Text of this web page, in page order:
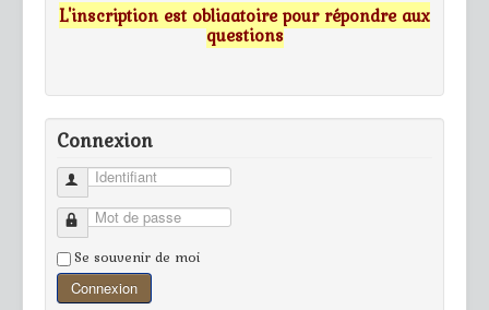
L'inscription est obligatoire pour répondre aux
questions
Connexion
Identifiant
Mot de passe
Se souvenir de moi
Connexion